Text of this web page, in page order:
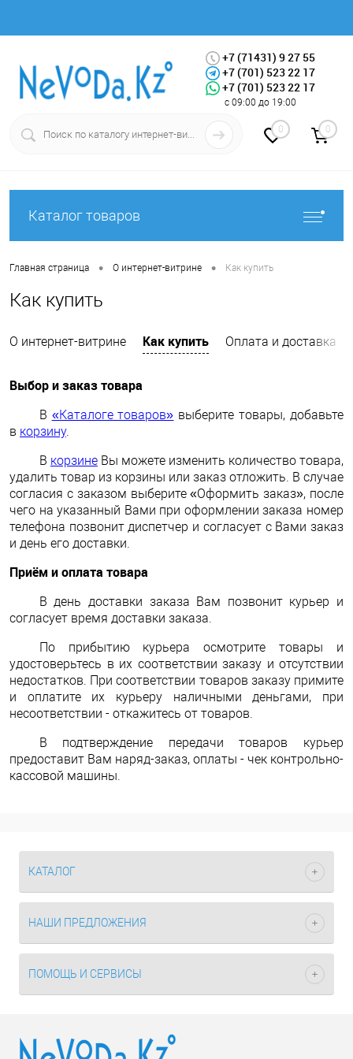
Вход Регистрация
+7 (71431) 9 27 55
+7 (701) 523 22 17
+7 (701) 523 22 17
с 09:00 до 19:00
0 0
Каталог товаров
Главная страница • О интернет-витрине • Как купить
Как купить
О интернет-витрине Как купить Оплата и доставка
Выбор и заказ товара
В «Каталоге товаров» выберите товары, добавьте
в корзину.
В корзинеВы можете изменить количество товара,
удалить товар из корзины или заказ отложить. В случае
согласия с заказом выберите «Оформить заказ», после
чего на указанный Вами при оформлении заказа номер
телефона позвонит диспетчер и согласует с Вами заказ
и день его доставки.
Приём и оплата товара
В день доставки заказа Вам позвонит курьер и
согласует время доставки заказа.
По прибытию курьера осмотрите товары и
удостоверьтесь в их соответствии заказу и отсутствии
недостатков. При соответствии товаров заказу примите
и оплатите их курьеру наличными деньгами, при
несоответствии - откажитесь от товаров.
В подтверждение передачи товаров курьер
предоставит Вам наряд-заказ, оплаты - чек контрольно-
кассовой машины.
КАТАЛОГ
НАШИ ПРЕДЛОЖЕНИЯ
ПОМОЩЬ И СЕРВИСЫ